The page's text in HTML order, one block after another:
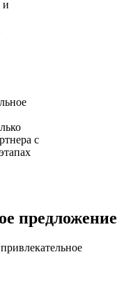
и
с
предложение